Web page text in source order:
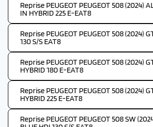
Reprise PEUGEOT PEUGEOT 508 (2024)
IN HYBRID 225 E-EAT8
Reprise PEUGEOT PEUGEOT 508 (2024)
130 S/S EAT8
Reprise PEUGEOT PEUGEOT 508 (2024)
HYBRID 180 E-EAT8
Reprise PEUGEOT PEUGEOT 508 (2024)
HYBRID 225 E-EAT8
Reprise PEUGEOT PEUGEOT 508 SW